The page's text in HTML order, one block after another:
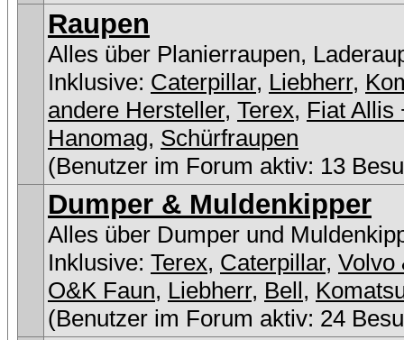
Raupen
Alles über Planierraupen,
Inklusive: Caterpillar, Liebherr,
andere Hersteller, Terex, Fiat Allis
Hanomag, Schürfraupen
(Benutzer im Forum aktiv: 13
Dumper & Muldenkipper
Alles über Dumper und
Inklusive: Terex, Caterpillar, Volvo
O&K Faun, Liebherr, Bell,
(Benutzer im Forum aktiv: 24